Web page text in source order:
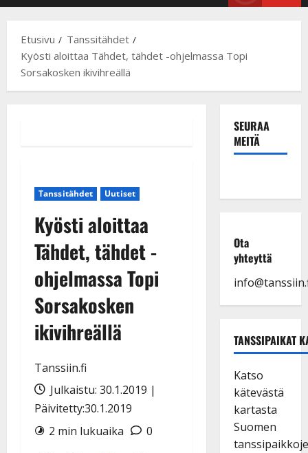
Etusivu
Tanssitähdet
Kyösti aloittaa Tähdet, tähdet -ohjelmassa Topi
Sorsakosken ikivihreällä
Tanssitähdet Uutiset
Kyösti aloittaa
Tähdet, tähdet -
ohjelmassa Topi
Sorsakosken
ikivihreällä
Tanssiin.fi
Julkaistu: 30.1.2019 |
Päivitetty:30.1.2019
2 min lukuaika
0
SEURAA
MEITÄ
Ota
yhteyttä
TANSSIPAIKAT
Katso
kätevästä
kartasta
Suomen